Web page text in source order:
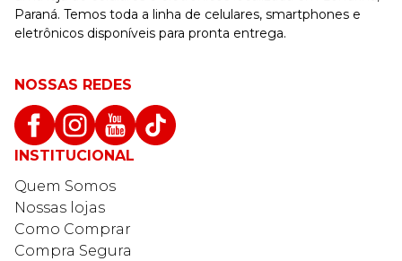
Paraná. Temos toda a linha de celulares, smartphones e
eletrônicos disponíveis para pronta entrega.
NOSSAS REDES
INSTITUCIONAL
Quem Somos
Nossas lojas
Como Comprar
Compra Segura